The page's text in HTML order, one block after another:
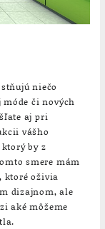
niečo
či nových
aj pri
vášho
by z
smere mám
, ktoré oživia
dizajnom, ale
aké môžeme